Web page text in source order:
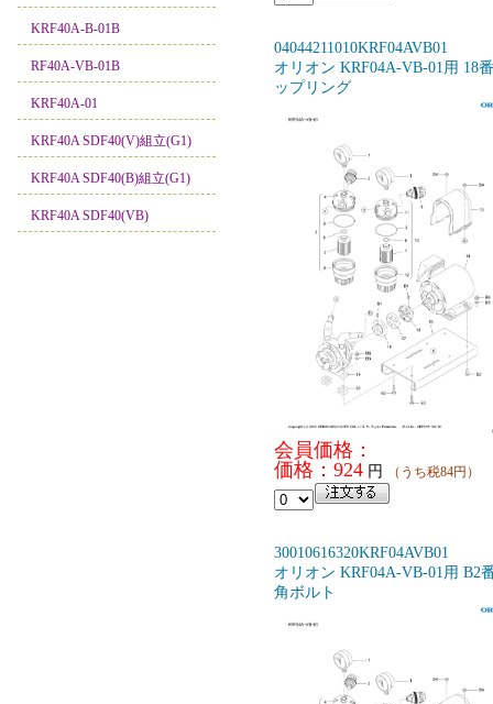
KRF40A-B-01B
RF40A-VB-01B
KRF40A-01
KRF40A SDF40(V)組立(G1)
KRF40A SDF40(B)組立(G1)
KRF40A SDF40(VB)
04044211010KRF04AVB01
オリオン KRF04A-VB-01用 18
ップリング
会員価格：
価格：924 円 （うち税84円）
30010616320KRF04AVB01
オリオン KRF04A-VB-01用 B2
角ボルト